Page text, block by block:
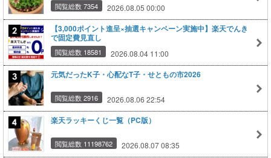
閲覧総数 7354 2026.08.05 00:00
【3,000ポイント進呈×抽選キャンペーン実施中】楽天でんき
で固定費見直し
閲覧総数 18581 2026.08.04 11:00
元気だったK子・心配なT子・せともの市2026
閲覧総数 2916 2026.08.06 22:54
楽天ラッキーくじ一覧（PC版）
閲覧総数 11198762 2026.08.07 08:35